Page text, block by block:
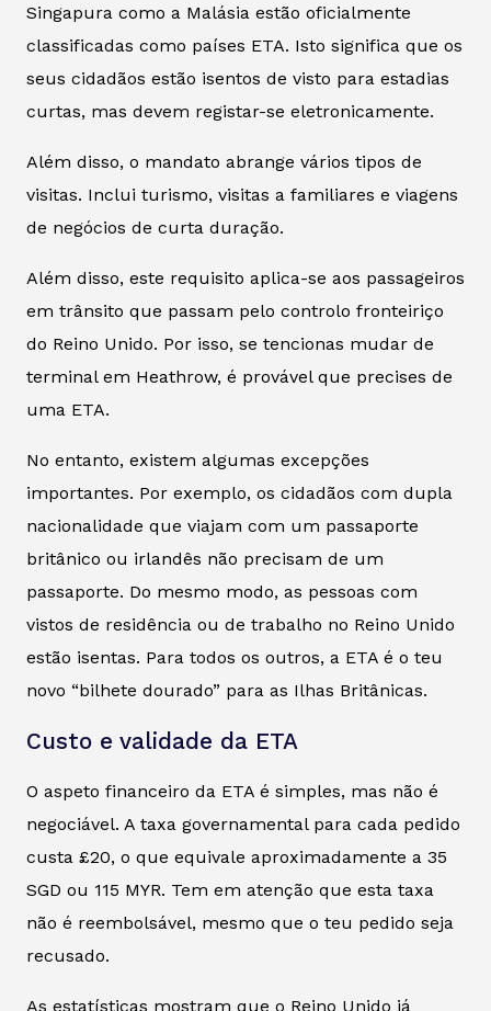
Singapura como a Malásia estão oficialmente
classificadas como países ETA. Isto significa que os
seus cidadãos estão isentos de visto para estadias
curtas, mas devem registar-se eletronicamente.
Além disso, o mandato abrange vários tipos de
visitas. Inclui turismo, visitas a familiares e viagens
de negócios de curta duração.
Além disso, este requisito aplica-se aos passageiros
em trânsito que passam pelo controlo fronteiriço
do Reino Unido. Por isso, se tencionas mudar de
terminal em Heathrow, é provável que precises de
uma ETA.
No entanto, existem algumas excepções
importantes. Por exemplo, os cidadãos com dupla
nacionalidade que viajam com um passaporte
britânico ou irlandês não precisam de um
passaporte. Do mesmo modo, as pessoas com
vistos de residência ou de trabalho no Reino Unido
estão isentas. Para todos os outros, a ETA é o teu
novo “bilhete dourado” para as Ilhas Britânicas.
Custo e validade da ETA
O aspeto financeiro da ETA é simples, mas não é
negociável. A taxa governamental para cada pedido
custa £20, o que equivale aproximadamente a 35
SGD ou 115 MYR. Tem em atenção que esta taxa
não é reembolsável, mesmo que o teu pedido seja
recusado.
As estatísticas mostram que o Reino Unido já